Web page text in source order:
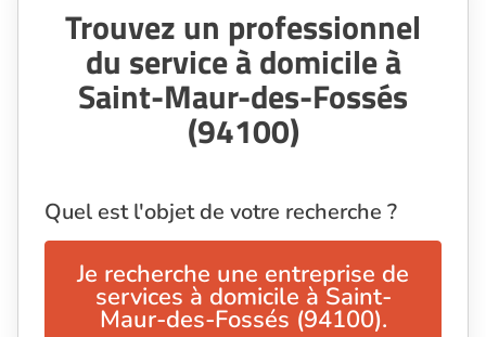
Trouvez un professionnel
du service à domicile à
Saint-Maur-des-Fossés
(94100)
Quel est l'objet de votre recherche ?
Je recherche une entreprise de
services à domicile à Saint-
Maur-des-Fossés (94100).